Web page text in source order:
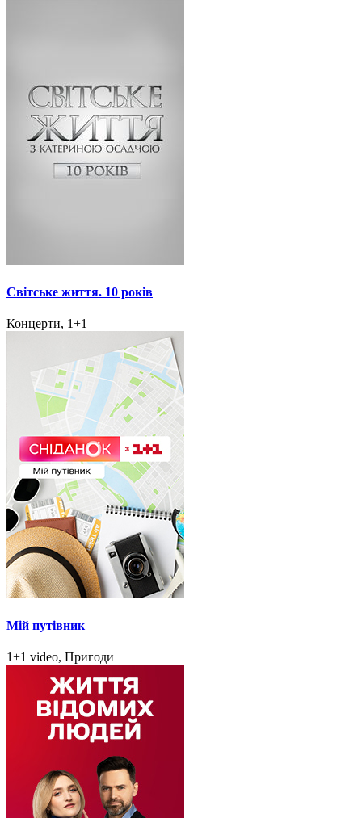
Світське життя. 10 років
Концерти, 1+1
Мій путівник
1+1 video, Пригоди